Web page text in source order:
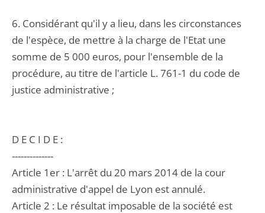
6. Considérant qu'il y a lieu, dans les circonstances
de l'espèce, de mettre à la charge de l'Etat une
somme de 5 000 euros, pour l'ensemble de la
procédure, au titre de l'article L. 761-1 du code de
justice administrative ;
D E C I D E :
--------------
Article 1er : L'arrêt du 20 mars 2014 de la cour
administrative d'appel de Lyon est annulé.
Article 2 : Le résultat imposable de la société est